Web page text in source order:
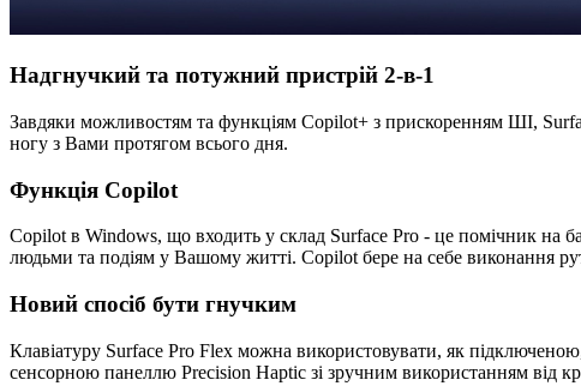
Надгнучкий та потужний пристрій 2-в-1
Завдяки можливостям та функціям Copilot+ з прискоренням ШІ,
ногу з Вами протягом всього дня.
Функція Copilot
Copilot в Windows, що входить у склад Surface Pro - це помічник на
людьми та подіям у Вашому житті. Copilot бере на себе виконання
Новий спосіб бути гнучким
Клавіатуру Surface Pro Flex можна використовувати, як
сенсорною панеллю Precision Haptic зі зручним використанням від